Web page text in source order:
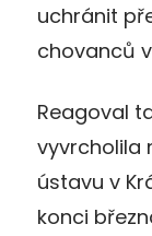
uchránit
chovanců
Reagoval
vyvrcholila
ústavu v
konci